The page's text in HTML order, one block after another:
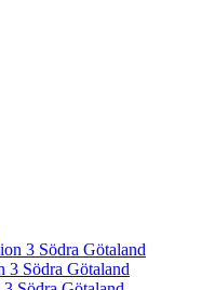
3 Södra Götaland
3 Södra Götaland